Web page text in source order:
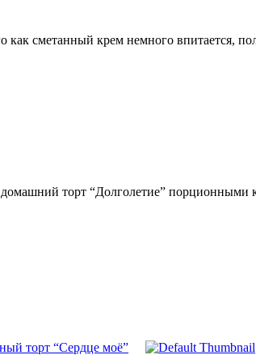
как сметанный крем немного впитается,
торт “Долголетие” порционными
торт “Сердце моё”